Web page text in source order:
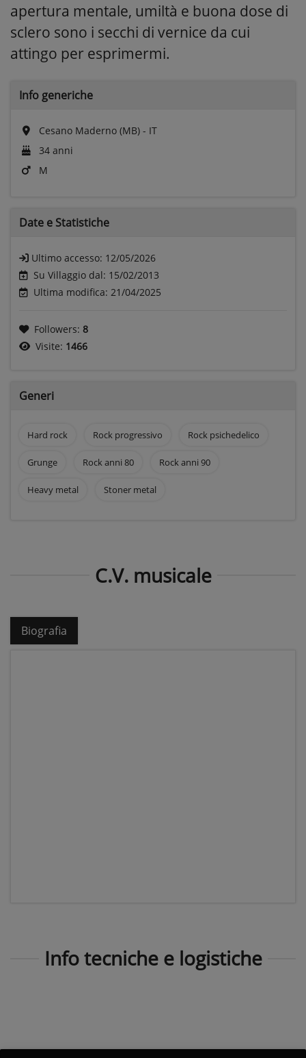
apertura mentale, umiltà e buona dose di
sclero sono i secchi di vernice da cui
attingo per esprimermi.
Info generiche
Cesano Maderno (MB) - IT
34 anni
M
Date e Statistiche
Ultimo accesso: 12/05/2026
Su Villaggio dal: 15/02/2013
Ultima modifica: 21/04/2025
Followers: 8
Visite: 1466
Generi
Hard rock Rock progressivo Rock psichedelico
Grunge Rock anni 80 Rock anni 90
Heavy metal Stoner metal
C.V. musicale
Biografia
Info tecniche e logistiche